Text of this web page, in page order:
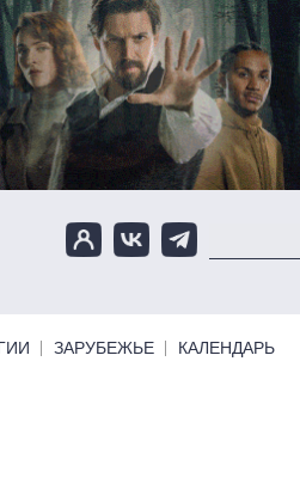
ЗАРУБЕЖЬЕ КАЛЕНДАРЬ